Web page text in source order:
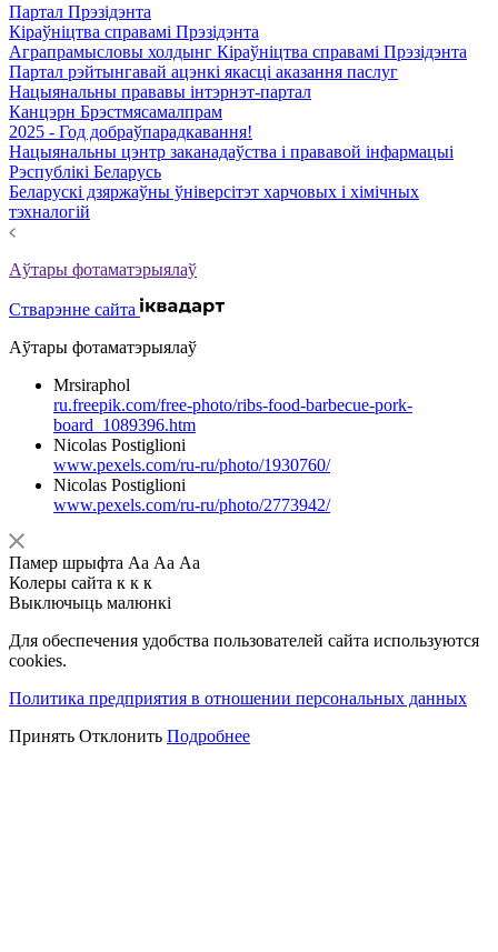
Партал Прэзідэнта
Кіраўніцтва справамі Прэзідэнта
Аграпрамысловы холдынг Кіраўніцтва справамі Прэзідэнта
Партал рэйтынгавай ацэнкі якасці аказання паслуг
Нацыянальны прававы інтэрнэт-партал
Канцэрн Брэстмясамалпрам
2025 - Год добраўпарадкавання!
Нацыянальны цэнтр заканадаўства і прававой інфармацыі
Рэспублікі Беларусь
Беларускі дзяржаўны ўніверсітэт харчовых і хімічных
тэхналогій
Аўтары фотаматэрыялаў
Стварэнне сайта
Аўтары фотаматэрыялаў
Mrsiraphol
ru.freepik.com/free-photo/ribs-food-barbecue-pork-
board_1089396.htm
Nicolas Postiglioni
www.pexels.com/ru-ru/photo/1930760/
Nicolas Postiglioni
www.pexels.com/ru-ru/photo/2773942/
Памер шрыфта Аа Аа Аа
Колеры сайта к к к
Выключыць малюнкі
Для обеспечения удобства пользователей сайта используются
cookies.
Политика предприятия в отношении персональных данных
Принять Отклонить Подробнее